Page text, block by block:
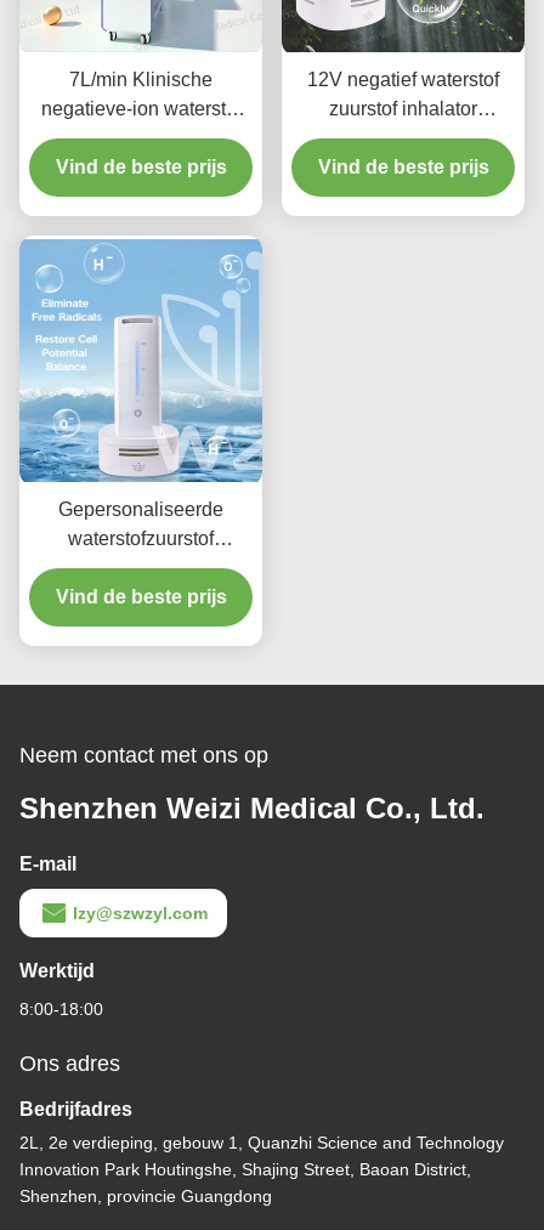
7L/min Klinische
negatieve-ion waterstof
zuurstof inhalator 1000W
Verbetert de
bloedcirculatie
Vind de beste prijs
12V negatief waterstof
zuurstof inhalator
generator 18W Desktop
Style
Vind de beste prijs
Gepersonaliseerde
waterstofzuurstof
inademing generator
Waterstof en zuurstof
machines 18Watt
Vind de beste prijs
Neem contact met ons op
Shenzhen Weizi Medical Co., Ltd.
E-mail
lzy@szwzyl.com
Werktijd
8:00-18:00
Ons adres
Bedrijfadres
2L, 2e verdieping, gebouw 1, Quanzhi Science and Technology
Innovation Park Houtingshe, Shajing Street, Baoan District,
Shenzhen, provincie Guangdong